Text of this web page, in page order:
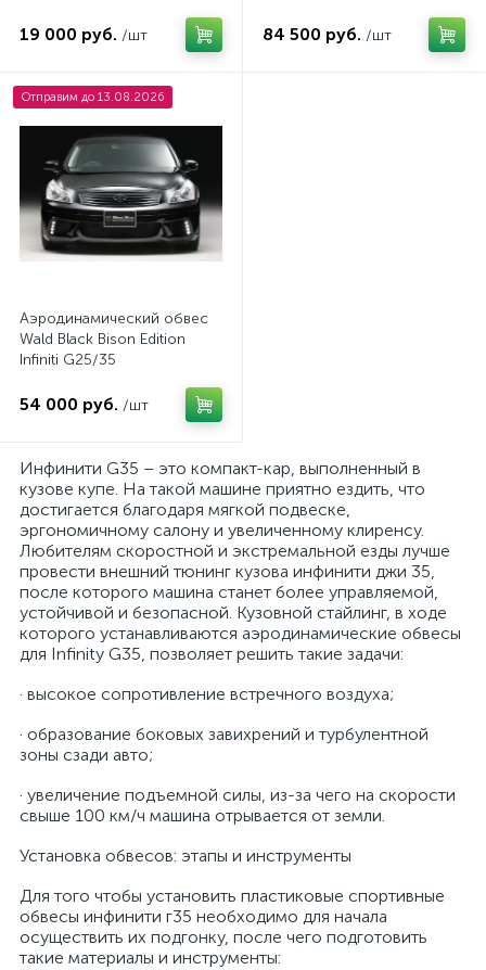
19 000 руб. /шт 84 500 руб. /шт
Отправим до 13.08.2026
Аэродинамический обвес
Wald Black Bison Edition
Infiniti G25/35
54 000 руб. /шт
Инфинити G35 – это компакт-кар, выполненный в
кузове купе. На такой машине приятно ездить, что
достигается благодаря мягкой подвеске,
эргономичному салону и увеличенному клиренсу.
Любителям скоростной и экстремальной езды лучше
провести внешний тюнинг кузова инфинити джи 35,
после которого машина станет более управляемой,
устойчивой и безопасной. Кузовной стайлинг, в ходе
которого устанавливаются аэродинамические обвесы
для Infinity G35, позволяет решить такие задачи:
· высокое сопротивление встречного воздуха;
· образование боковых завихрений и турбулентной
зоны сзади авто;
· увеличение подъемной силы, из-за чего на скорости
свыше 100 км/ч машина отрывается от земли.
Установка обвесов: этапы и инструменты
Для того чтобы установить пластиковые спортивные
обвесы инфинити г35 необходимо для начала
осуществить их подгонку, после чего подготовить
такие материалы и инструменты: